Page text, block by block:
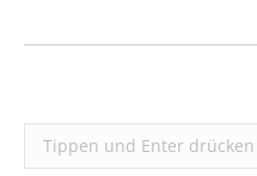
Search: